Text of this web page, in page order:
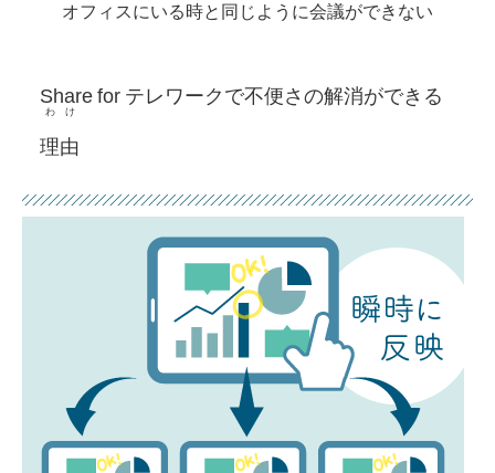
オフィスにいる時と同じように会議ができない
Share for テレワークで不便さの解消ができる
理由
わけ